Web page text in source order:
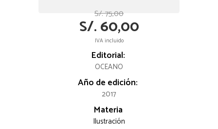
S/. 75,00
S/. 60,00
IVA incluido
Editorial:
OCEANO
Año de edición:
2017
Materia
Ilustración